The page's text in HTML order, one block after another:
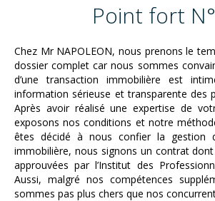
Point fort
Chez Mr NAPOLEON, nous prenons le
dossier complet car nous sommes
d’une transaction immobilière est
information sérieuse et transparente des
Après avoir réalisé une expertise de
exposons nos conditions et notre
êtes décidé à nous confier la gestion
immobilière, nous signons un contrat
approuvées par l’Institut des
Aussi, malgré nos compétences
sommes pas plus chers que nos